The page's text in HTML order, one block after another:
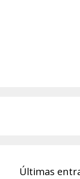
Últimas